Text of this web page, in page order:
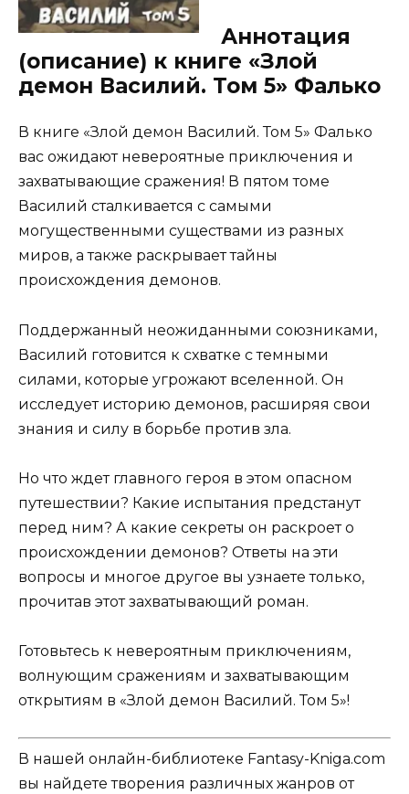
Аннотация
(описание) к книге «Злой
демон Василий. Том 5» Фалько
В книге «Злой демон Василий. Том 5» Фалько
вас ожидают невероятные приключения и
захватывающие сражения! В пятом томе
Василий сталкивается с самыми
могущественными существами из разных
миров, а также раскрывает тайны
происхождения демонов.
Поддержанный неожиданными союзниками,
Василий готовится к схватке с темными
силами, которые угрожают вселенной. Он
исследует историю демонов, расширяя свои
знания и силу в борьбе против зла.
Но что ждет главного героя в этом опасном
путешествии? Какие испытания предстанут
перед ним? А какие секреты он раскроет о
происхождении демонов? Ответы на эти
вопросы и многое другое вы узнаете только,
прочитав этот захватывающий роман.
Готовьтесь к невероятным приключениям,
волнующим сражениям и захватывающим
открытиям в «Злой демон Василий. Том 5»!
В нашей онлайн-библиотеке Fantasy-Kniga.com
вы найдете творения различных жанров от